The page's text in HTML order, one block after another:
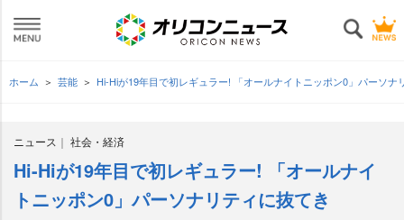
ホーム 芸能 Hi-Hiが19年目で初レギュラー! 「オールナイトニッポン0」パーソナ
ニュース 社会・経済
Hi-Hiが19年目で初レギュラー! 「オールナイ
トニッポン0」パーソナリティに抜てき